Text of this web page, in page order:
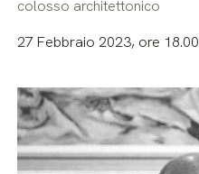
colosso architettonico
27 Febbraio 2023, ore 18.00